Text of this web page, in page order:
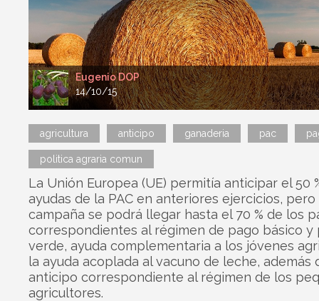
Eugenio DOP
14/10/15
agricultura anticipo ganaderia pac
politica agraria comun
La Unión Europea (UE) permitía anticipar el 50
ayudas de la PAC en anteriores ejercicios,
campaña se podrá llegar hasta el 70 % de los
correspondientes al régimen de pago básico y
verde, ayuda complementaria a los jóvenes
la ayuda acoplada al vacuno de leche, además
anticipo correspondiente al régimen de los
agricultores.